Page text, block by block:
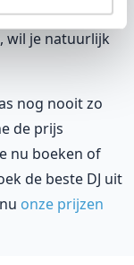
Maar voordat
wil je natuurlijk
nog nooit zo
de prijs
nu boeken of
de beste DJ uit
onze prijzen